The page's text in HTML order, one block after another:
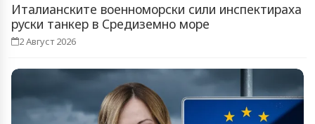
Италианските военноморски сили инспектираха
руски танкер в Средиземно море
2 Август 2026